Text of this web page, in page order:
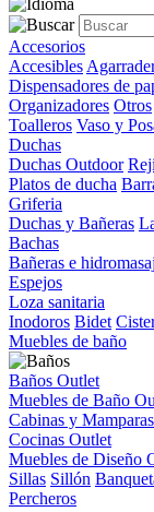
Accesorios
Accesibles
Dispensadores de
Organizadores Otros
Toalleros Vaso y
Duchas
Duchas Outdoor
Platos de ducha
Griferia
Duchas y Bañeras
Bachas
Bañeras e
Espejos
Loza sanitaria
Inodoros Bidet
Muebles de baño
Baños Outlet
Muebles de Baño
Cabinas y
Cocinas Outlet
Muebles de Diseño
Sillas Sillón
Percheros